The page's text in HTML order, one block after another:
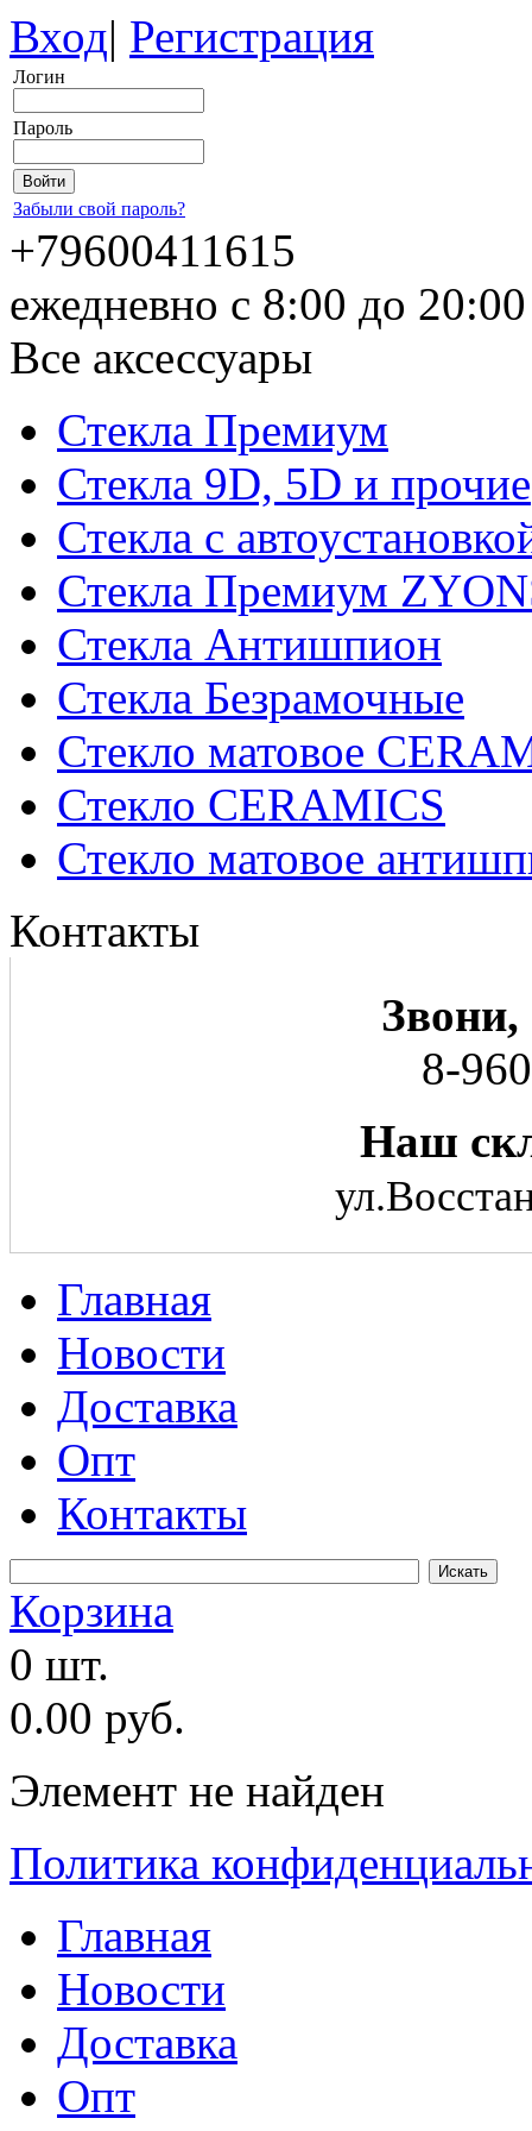
Вход| Регистрация
Логин
Пароль
Забыли свой пароль?
+79600411615
ежедневно с 8:00 до
Все аксессуары
Стекла Премиум
Стекла 9D, 5D и прочие
Стекла с
Стекла Премиум
Стекла Антишпион
Стекла Безрамочные
Стекло матовое
Стекло CERAMICS
Стекло матовое
Контакты
8-
Наш
Главная
Новости
Доставка
Опт
Контакты
Корзина
0 шт.
0.00 руб.
Элемент не найден
Политика
Главная
Новости
Доставка
Опт